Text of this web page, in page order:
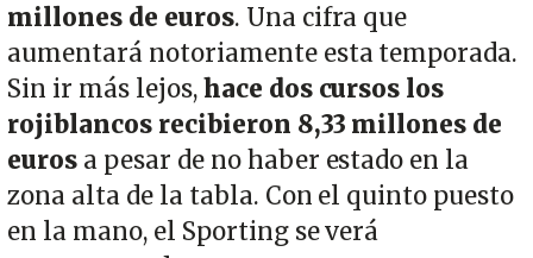
millones de euros. Una cifra que
aumentará notoriamente esta temporada.
Sin ir más lejos,hace dos cursos los
rojiblancos recibieron 8,33 millones de
eurosa pesar de no haber estado en la
zona alta de la tabla. Con el quinto puesto
en la mano, el Sporting se verá